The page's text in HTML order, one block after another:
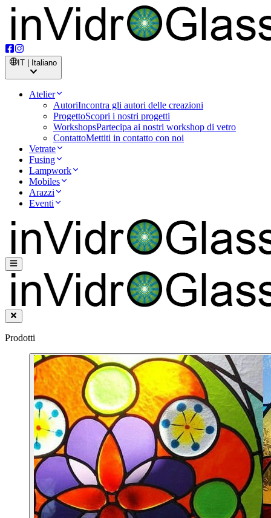
IT | Italiano
Atelier
AutoriIncontra gli autori delle creazioni
ProgettoScopri i nostri progetti
WorkshopsPartecipa ai nostri workshop di vetro
ContattoMettiti in contatto con noi
Vetrate
Fusing
Lampwork
Mobiles
Arazzi
Eventi
Prodotti